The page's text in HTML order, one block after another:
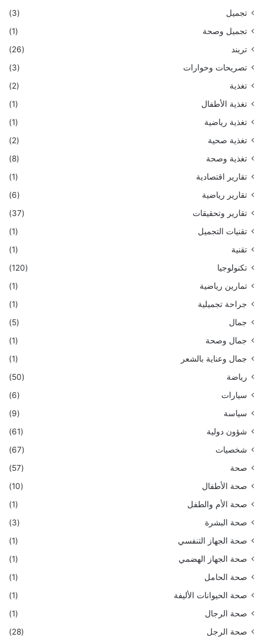
تجميل
(3)
تجميل وصحة
(1)
تريند
(26)
تصريحات وحوارات
(3)
تغذية
(2)
تغذية الأطفال
(1)
تغذية رياضية
(1)
تغذية صحية
(2)
تغذية وصحة
(8)
تقارير اقتصادية
(1)
تقارير رياضية
(6)
تقارير وتحقيقات
(37)
تقنيات التجميل
(1)
تقنية
(1)
تكنولوجيا
(120)
تمارين رياضية
(1)
جراحة تجميلية
(1)
جمال
(5)
جمال وصحة
(1)
جمال وعناية بالشعر
(1)
رياضة
(50)
سيارات
(6)
سياسة
(9)
شؤون دولية
(61)
شخصيات
(67)
صحة
(57)
صحة الأطفال
(10)
صحة الأم والطفل
(1)
صحة البشرة
(3)
صحة الجهاز التنفسي
(1)
صحة الجهاز الهضمي
(1)
صحة الحامل
(1)
صحة الحيوانات الأليفة
(1)
صحة الرجال
(1)
صحة الرجل
(28)